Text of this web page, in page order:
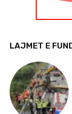
LAJMET E